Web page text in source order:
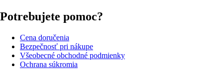
Potrebujete pomoc?
Cena doručenia
Bezpečnosť pri nákupe
Všeobecné obchodné podmienky
Ochrana súkromia